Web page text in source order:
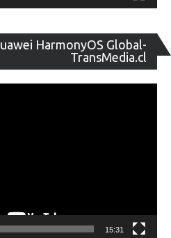
HarmonyOS Global-
TransMedia.cl
de
15:31